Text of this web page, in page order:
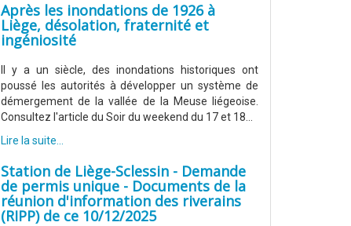
Après les inondations de 1926 à
Liège, désolation, fraternité et
ingéniosité
Il y a un siècle, des inondations historiques ont
poussé les autorités à développer un système de
démergement de la vallée de la Meuse liégeoise.
Consultez l'article du Soir du weekend du 17 et 18...
Lire la suite...
Station de Liège-Sclessin - Demande
de permis unique - Documents de la
réunion d'information des riverains
(RIPP) de ce 10/12/2025